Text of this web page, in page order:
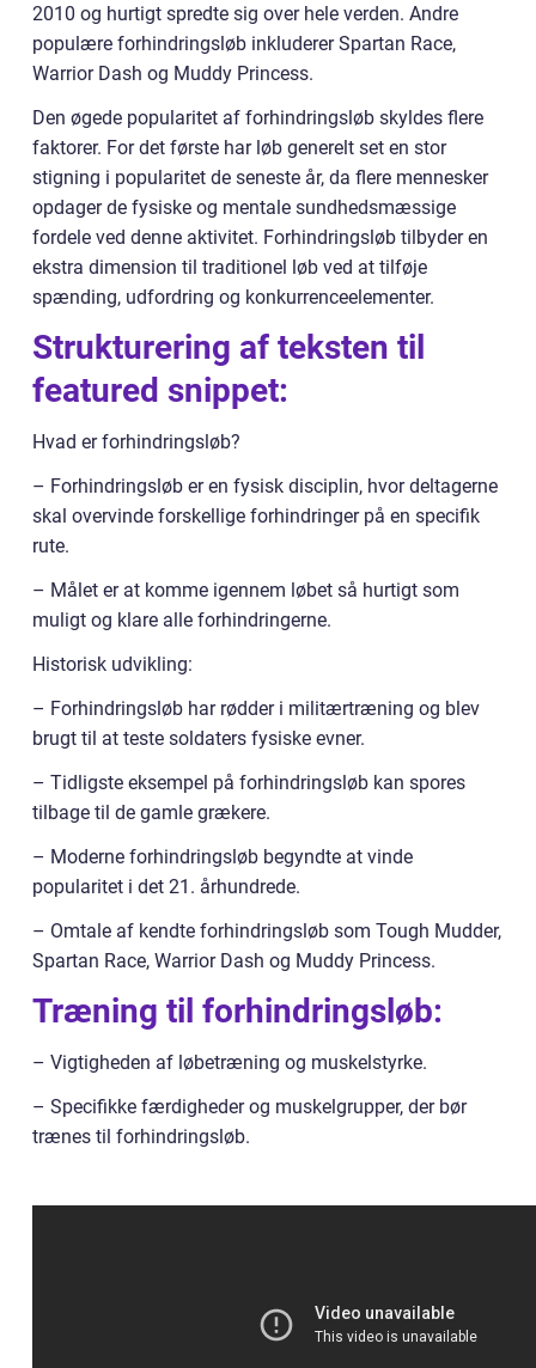
2010 og hurtigt spredte sig over hele verden. Andre
populære forhindringsløb inkluderer Spartan Race,
Warrior Dash og Muddy Princess.
Den øgede popularitet af forhindringsløb skyldes flere
faktorer. For det første har løb generelt set en stor
stigning i popularitet de seneste år, da flere mennesker
opdager de fysiske og mentale sundhedsmæssige
fordele ved denne aktivitet. Forhindringsløb tilbyder en
ekstra dimension til traditionel løb ved at tilføje
spænding, udfordring og konkurrenceelementer.
Strukturering af teksten til
featured snippet:
Hvad er forhindringsløb?
– Forhindringsløb er en fysisk disciplin, hvor deltagerne
skal overvinde forskellige forhindringer på en specifik
rute.
– Målet er at komme igennem løbet så hurtigt som
muligt og klare alle forhindringerne.
Historisk udvikling:
– Forhindringsløb har rødder i militærtræning og blev
brugt til at teste soldaters fysiske evner.
– Tidligste eksempel på forhindringsløb kan spores
tilbage til de gamle grækere.
– Moderne forhindringsløb begyndte at vinde
popularitet i det 21. århundrede.
– Omtale af kendte forhindringsløb som Tough Mudder,
Spartan Race, Warrior Dash og Muddy Princess.
Træning til forhindringsløb:
– Vigtigheden af løbetræning og muskelstyrke.
– Specifikke færdigheder og muskelgrupper, der bør
trænes til forhindringsløb.